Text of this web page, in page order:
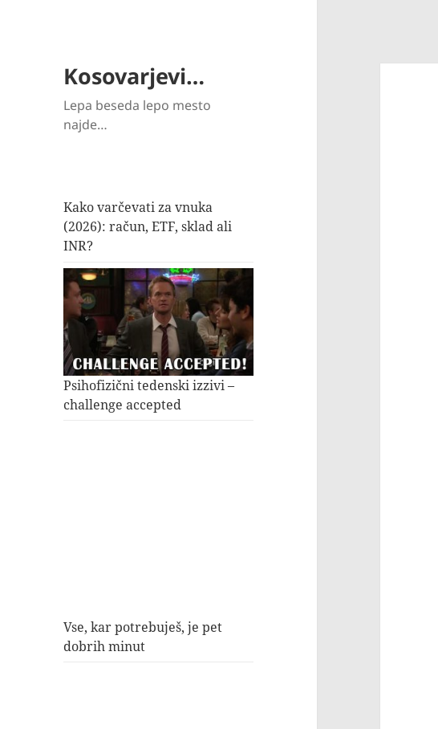
Kosovarjevi…
Lepa beseda lepo mesto
najde…
Kako varčevati za vnuka
(2026): račun, ETF, sklad ali
INR?
Psihofizični tedenski izzivi –
challenge accepted
Vse, kar potrebuješ, je pet
dobrih minut